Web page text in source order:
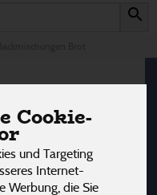
Cookie-
und Targeting
Internet-
Werbung, die Sie
Brot